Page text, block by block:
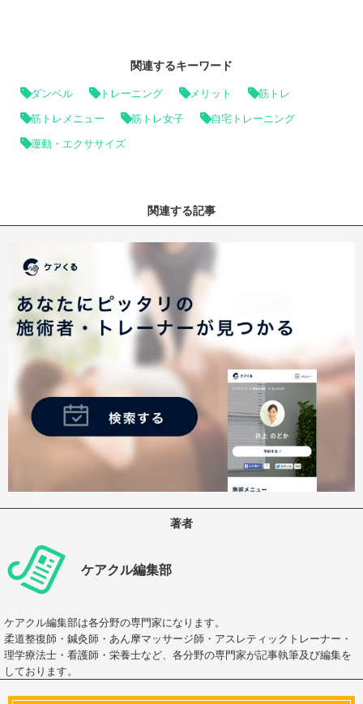
関連するキーワード
ダンベル トレーニング メリット 筋トレ
筋トレメニュー 筋トレ女子 自宅トレーニング
運動・エクササイズ
関連する記事
著者
ケアクル編集部
ケアクル編集部は各分野の専門家になります。
柔道整復師・鍼灸師・あん摩マッサージ師・アスレティックトレーナー・
理学療法士・看護師・栄養士など、各分野の専門家が記事執筆及び編集を
しております。